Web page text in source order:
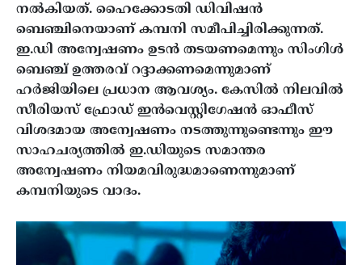
നൽകിയത്. ഹൈക്കോടതി ഡിവിഷൻ
ബെഞ്ചിനെയാണ് കമ്പനി സമീപിച്ചിരിക്കുന്നത്.
ഇ.ഡി അന്വേഷണം ഉടൻ തടയണമെന്നും സിംഗിൾ
ബെഞ്ച് ഉത്തരവ് റദ്ദാക്കണമെന്നുമാണ്
ഹർജിയിലെ പ്രധാന ആവശ്യം. കേസിൽ നിലവിൽ
സീരിയസ് ഫ്രോഡ് ഇൻവെസ്റ്റിഗേഷൻ ഓഫീസ്
വിശദമായ അന്വേഷണം നടത്തുന്നുണ്ടെന്നും ഈ
സാഹചര്യത്തിൽ ഇ.ഡിയുടെ സമാന്തര
അന്വേഷണം നിയമവിരുദ്ധമാണെന്നുമാണ്
കമ്പനിയുടെ വാദം.